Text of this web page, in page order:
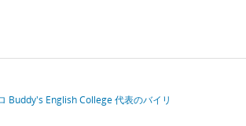
Buddy's English College 代表のバイリ